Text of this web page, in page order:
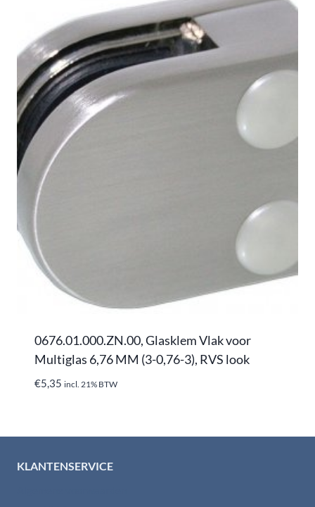
0676.01.000.ZN.00, Glasklem Vlak voor
Multiglas 6,76 MM (3-0,76-3), RVS look
€5,35 incl. 21% BTW
KLANTENSERVICE